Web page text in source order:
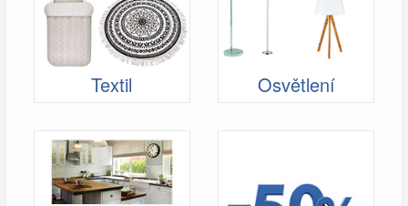
Textil Osvětlení